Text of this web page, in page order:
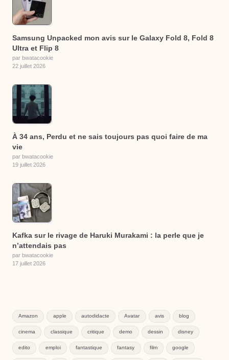
Samsung Unpacked mon avis sur le Galaxy Fold 8, Fold 8
Ultra et Flip 8
par bwatacookie
22 juillet 2026
À 34 ans, Perdu et ne sais toujours pas quoi faire de ma
vie
par bwatacookie
19 juillet 2026
Kafka sur le rivage de Haruki Murakami : la perle que je
n’attendais pas
par bwatacookie
17 juillet 2026
Amazon apple autodidacte Avatar avis blog
cinema classique critique demo dessin disney
edito emploi fantastique fantasy film google